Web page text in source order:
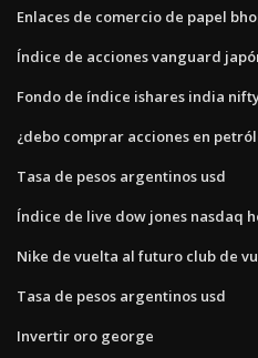
Enlaces de comercio de papel
Índice de acciones vanguard
Fondo de índice ishares india
¿debo comprar acciones en
Tasa de pesos argentinos usd
Índice de live dow jones nasdaq
Nike de vuelta al futuro club de
Tasa de pesos argentinos usd
Invertir oro george